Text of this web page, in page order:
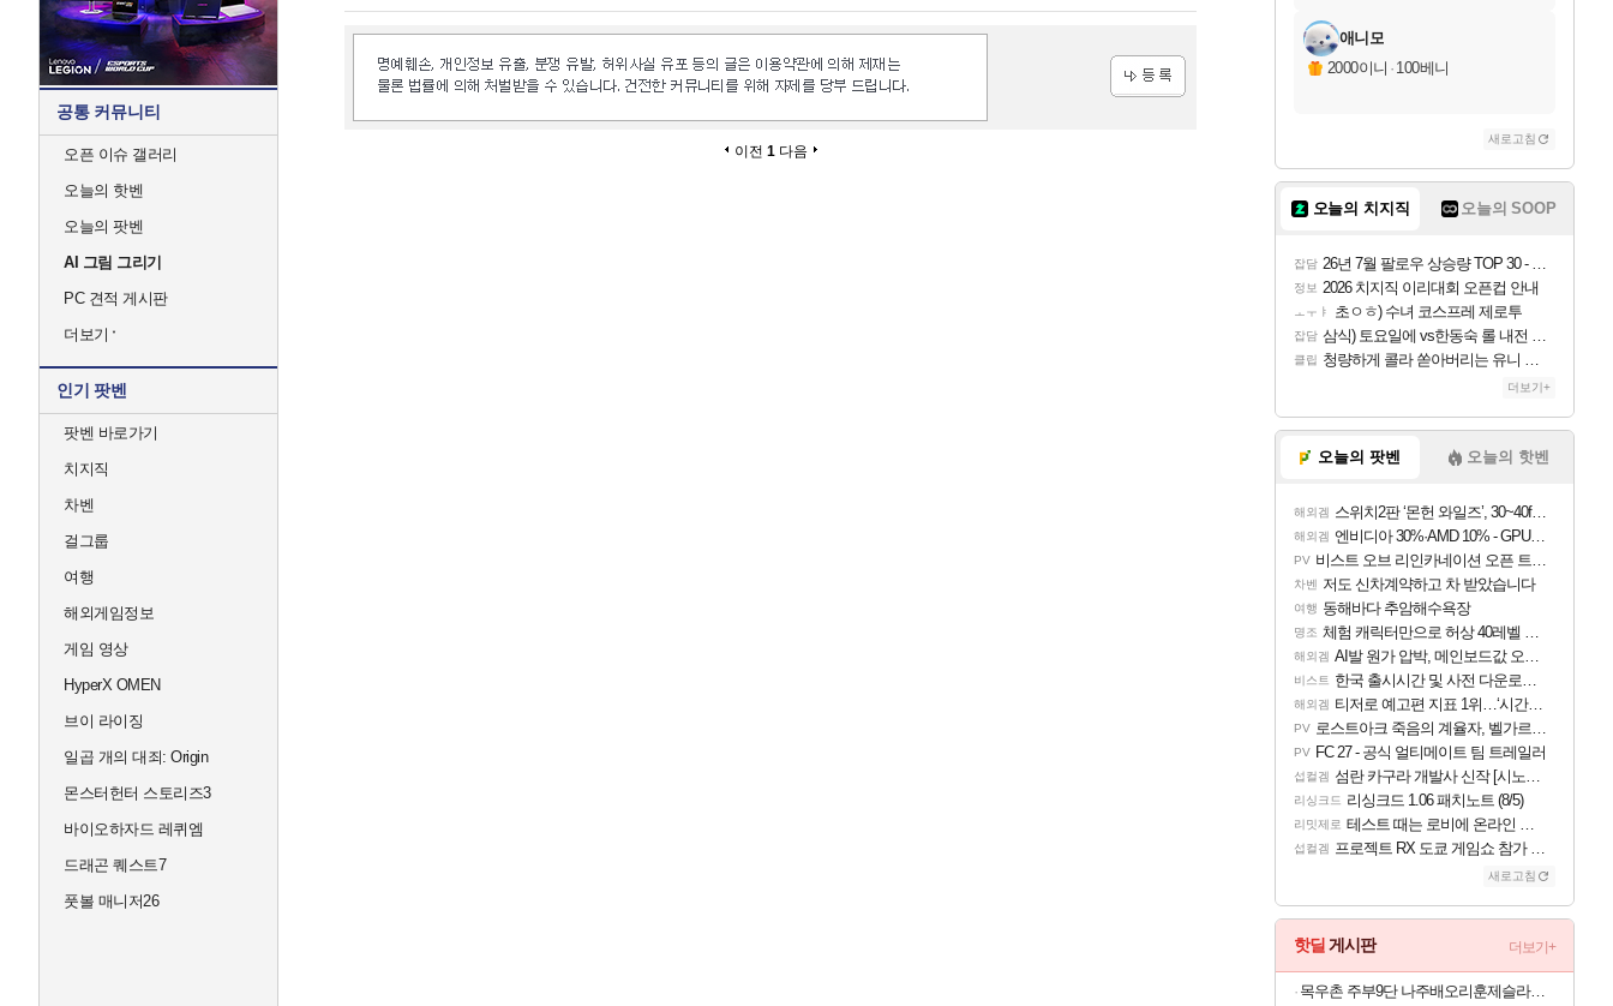
공통 커뮤니티
오픈 이슈 갤러리
오늘의 핫벤
오늘의 팟벤
AI 그림 그리기
PC 견적 게시판
더보기
인기 팟벤
팟벤 바로가기
치지직
차벤
걸그룹
여행
해외게임정보
게임 영상
HyperX OMEN
브이 라이징
일곱 개의 대죄: Origin
몬스터헌터 스토리즈3
바이오하자드 레퀴엠
드래곤 퀘스트7
풋볼 매니저26
이전 1 다음
애니모
2000이니 · 100베니
새로고침
오늘의 치지직 오늘의 SOOP
잡담 26년 7월 팔로우 상승량 TOP 30 - 월간 치지직
정보 2026 치지직 이리대회 오픈컵 안내
ㅗㅜㅑ 초ㅇㅎ) 수녀 코스프레 제로투
잡담 삼식) 토요일에 vs한동숙 롤 내전 예정
클립 청량하게 콜라 쏟아버리는 유니 ㅋㅋㅋ
더보기+
오늘의 팟벤 오늘의 핫벤
해외겜 스위치2판 ‘몬헌 와일즈’, 30~40fps 목표 추정
해외겜 엔비디아 30%·AMD 10% - GPU 공급가 인상 보도
PV 비스트 오브 리인카네이션 오픈 트레일러
차벤 저도 신차계약하고 차 받았습니다
여행 동해바다 추암해수욕장
명조 체험 캐릭터만으로 허상 40레벨 하이와티아 5분 컷!｜에이메스·린네·모니에 명함
해외겜 AI발 원가 압박, 메인보드값 오르나
비스트 한국 출시시간 및 사전 다운로드 진행 - 비스트 오브 리인카네이션
해외겜 티저로 예고편 지표 1위…‘시간의 오카리나’
PV 로스트아크 죽음의 계율자, 벨가르딘 티저
PV FC 27 - 공식 얼티메이트 팀 트레일러
섭컬겜 섬란 카구라 개발사 신작 [시노비 넥서스] 연내 출시 예정
리싱크드 리싱크드 1.06 패치노트 (8/5)
리밋제로 테스트 때는 로비에 온라인 기능이 있는데
섭컬겜 프로젝트 RX 도쿄 게임쇼 참가 결정
새로고침
핫딜 게시판 더보기+
목우촌 주부9단 나주배오리훈제슬라이스200gx8개